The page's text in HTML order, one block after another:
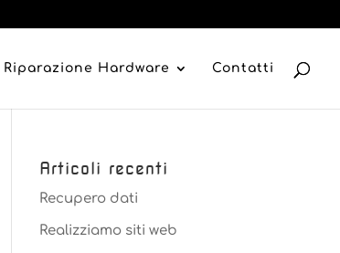
Riparazione Hardware Contatti
Articoli recenti
Recupero dati
Realizziamo siti web